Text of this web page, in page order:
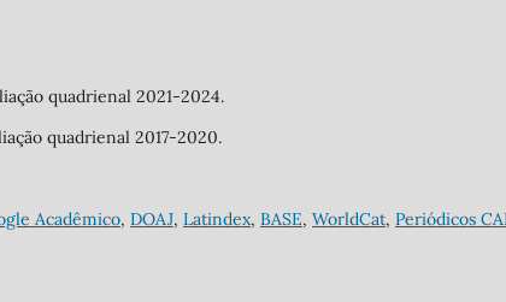
quadrienal 2021-2024.
quadrienal 2017-2020.
Acadêmico, DOAJ, Latindex, BASE, WorldCat, Periódicos